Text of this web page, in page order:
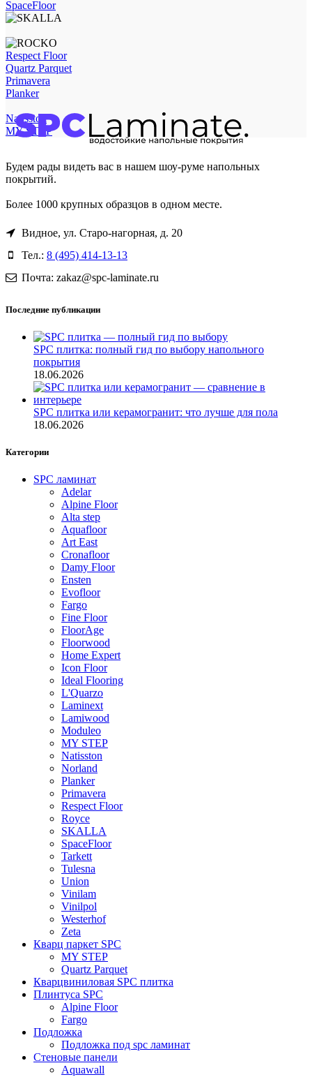
SpaceFloor
Respect Floor
Quartz Parquet
Primavera
Planker
Natisston
MY STEP
Будем рады видеть вас в нашем шоу-руме напольных
покрытий.
Более 1000 крупных образцов в одном месте.
Видное, ул. Старо-нагорная, д. 20
Тел.: 8 (495) 414-13-13
Почта: zakaz@spc-laminate.ru
Последние публикации
SPC плитка: полный гид по выбору напольного
покрытия
18.06.2026
SPC плитка или керамогранит: что лучше для пола
18.06.2026
Категории
SPC ламинат
Adelar
Alpine Floor
Alta step
Aquafloor
Art East
Cronafloor
Damy Floor
Ensten
Evofloor
Fargo
Fine Floor
FloorAge
Floorwood
Home Expert
Icon Floor
Ideal Flooring
L'Quarzo
Laminext
Lamiwood
Moduleo
MY STEP
Natisston
Norland
Planker
Primavera
Respect Floor
Royce
SKALLA
SpaceFloor
Tarkett
Tulesna
Union
Vinilam
Vinilpol
Westerhof
Zeta
Кварц паркет SPC
MY STEP
Quartz Parquet
Кварцвиниловая SPC плитка
Плинтуса SPC
Alpine Floor
Fargo
Подложка
Подложка под spc ламинат
Стеновые панели
Aquawall